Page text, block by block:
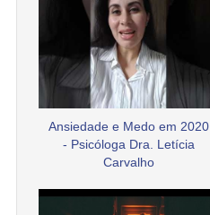
Ansiedade e Medo em 2020
- Psicóloga Dra. Letícia
Carvalho